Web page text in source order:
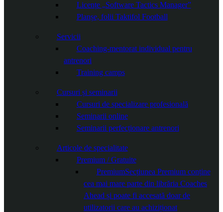
Licențe „Software Tactics Manager”
Planșe, folii Taktifol Football
Servicii
Coaching-mentorat individual pentru
antrenori
Training camps
Cursuri și seminarii
Cursuri de specializare profesională
Seminarii online
Seminarii perfecționare antrenori
Articole de specialitate
Premium / Gratuite
PremiumSecțiunea Premium conține
cea mai mare parte din librăria Coaches
Ahead și poate fi accesată doar de
utilizatorii care au achiziționat